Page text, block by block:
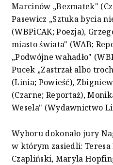
Marcinów „Bezmatek"
Pasewicz „Sztuka bycia
(WBPiCAK; Poezja),
miasto świata" (WAB;
„Podwójne wahadło"
Pucek „Zastrzał albo
(Linia; Powieść),
(Czarne; Reportaż),
Wesela" (Wydawnictwo
Wyboru dokonało jury
w którym zasiedli: Teresa
Czapliński, Maryla